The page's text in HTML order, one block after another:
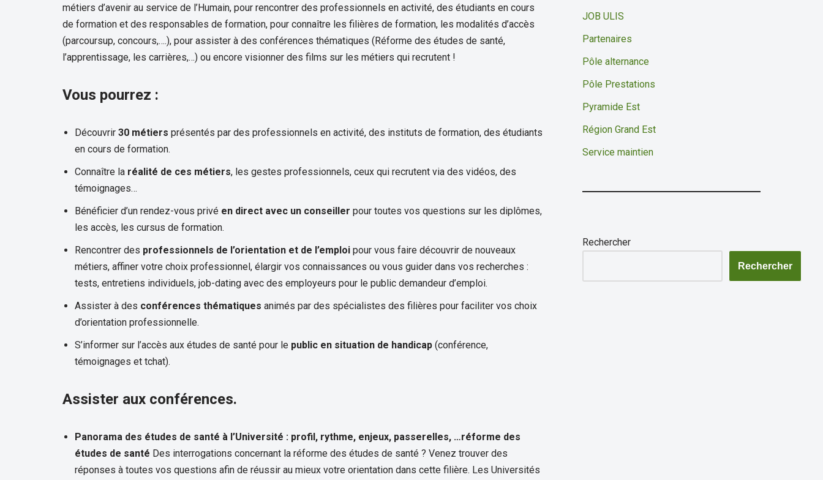
métiers d’avenir au service de l’Humain, pour rencontrer des professionnels en activité, des étudiants en cours
de formation et des responsables de formation, pour connaître les filières de formation, les modalités d’accès
(parcoursup, concours,….), pour assister à des conférences thématiques (Réforme des études de santé,
l’apprentissage, les carrières,…) ou encore visionner des films sur les métiers qui recrutent !
Vous pourrez :
Découvrir 30 métiers présentés par des professionnels en activité, des instituts de formation, des étudiants
en cours de formation.
Connaître la réalité de ces métiers, les gestes professionnels, ceux qui recrutent via des vidéos, des
témoignages…
Bénéficier d’un rendez-vous privé en direct avec un conseiller pour toutes vos questions sur les diplômes,
les accès, les cursus de formation.
Rencontrer des professionnels de l’orientation et de l’emploi pour vous faire découvrir de nouveaux
métiers, affiner votre choix professionnel, élargir vos connaissances ou vous guider dans vos recherches :
tests, entretiens individuels, job-dating avec des employeurs pour le public demandeur d’emploi.
Assister à des conférences thématiques animés par des spécialistes des filières pour faciliter vos choix
d’orientation professionnelle.
S’informer sur l’accès aux études de santé pour le public en situation de handicap (conférence,
témoignages et tchat).
Assister aux conférences.
Panorama des études de santé à l’Université : profil, rythme, enjeux, passerelles, …réforme des
études de santé Des interrogations concernant la réforme des études de santé ? Venez trouver des
réponses à toutes vos questions afin de réussir au mieux votre orientation dans cette filière. Les Universités
JOB ULIS
Partenaires
Pôle alternance
Pôle Prestations
Pyramide Est
Région Grand Est
Service maintien
Rechercher
Rechercher